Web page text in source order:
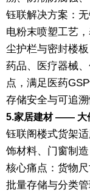
钰联解决方案：
电粉末喷塑工艺
尘护栏与密封楼
药品、医疗器械
点，满足医药
存储安全与可追溯
5.家居建材 —— 大
钰联阁楼式货架
饰材料、门窗制造
核心痛点：货物
批量存储与分类